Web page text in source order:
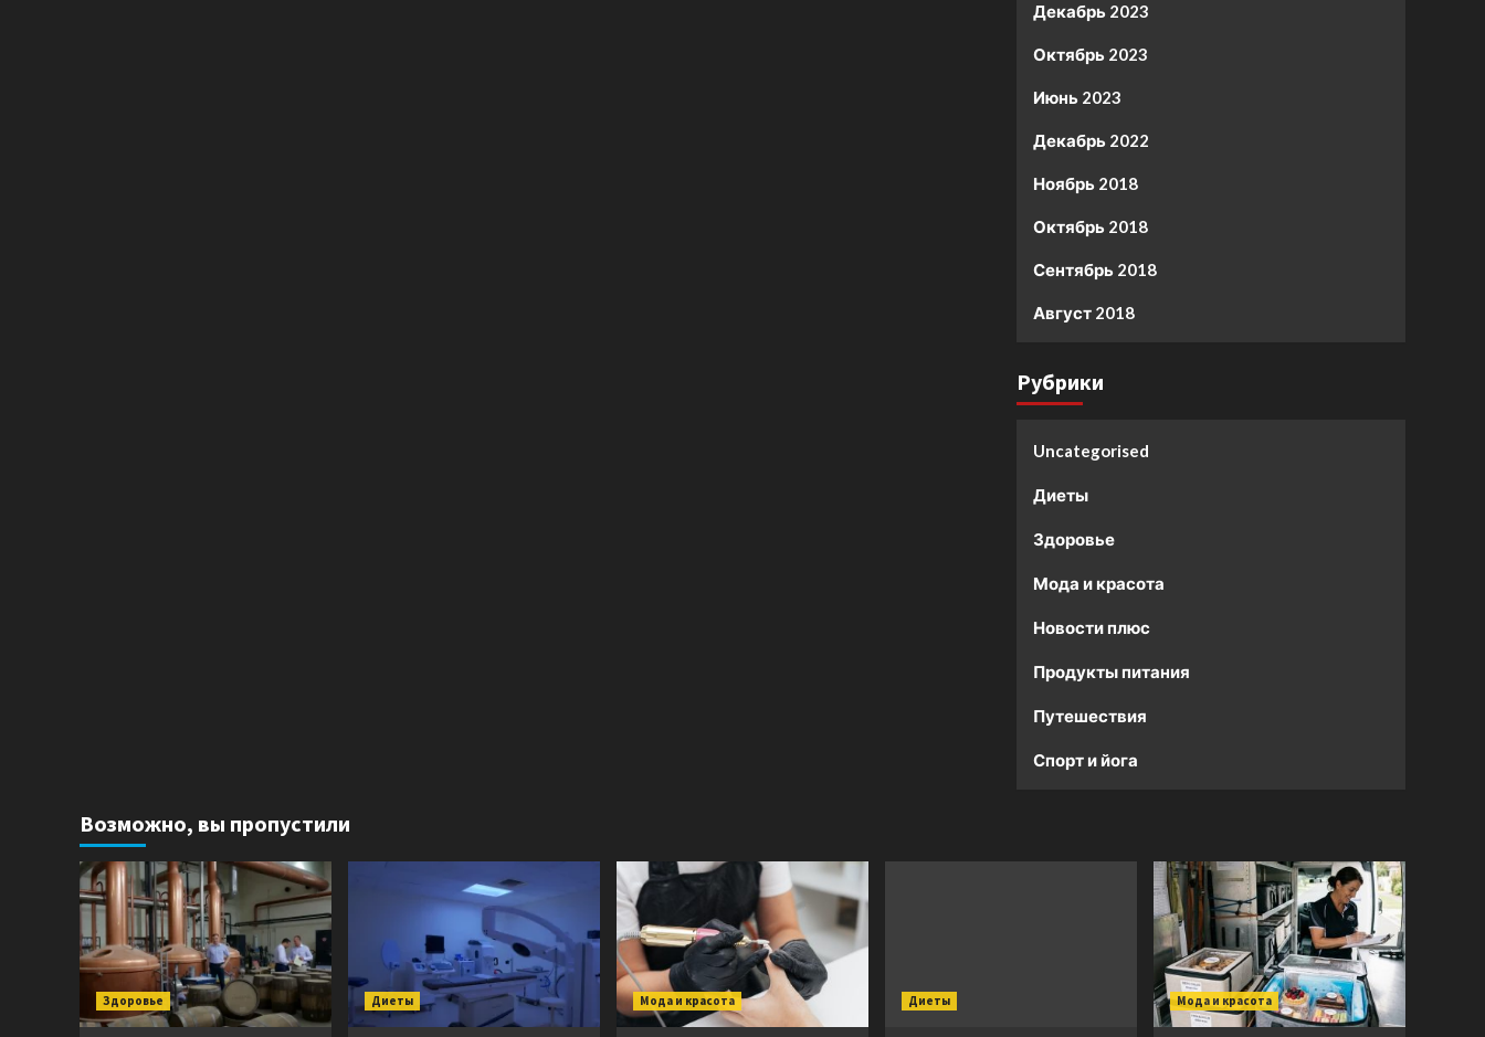
Декабрь 2023
Октябрь 2023
Июнь 2023
Декабрь 2022
Ноябрь 2018
Октябрь 2018
Сентябрь 2018
Август 2018
Рубрики
Uncategorised
Диеты
Здоровье
Мода и красота
Новости плюс
Продукты питания
Путешествия
Спорт и йога
Возможно, вы пропустили
Здоровье Диеты Мода и красота Диеты Мода и красота